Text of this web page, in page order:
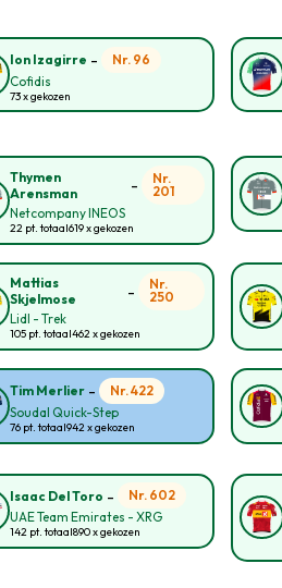
Ion Izagirre -
Nr. 96
Cofidis
73 x gekozen
Thymen
Arensman
-
Nr.
201
Netcompany INEOS
22 pt. totaal619 x gekozen
Mattias
Skjelmose
-
Nr.
250
Lidl - Trek
105 pt. totaal462 x gekozen
Tim Merlier-
Nr. 422
Soudal Quick-Step
76 pt. totaal942 x gekozen
Isaac Del Toro -
Nr. 602
UAE Team Emirates - XRG
142 pt. totaal890 x gekozen